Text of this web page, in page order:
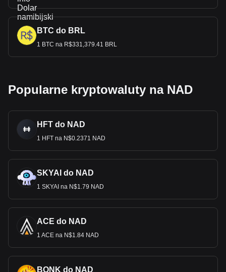
BTC do BRL
1 BTC na R$331,379.41 BRL
Popularne kryptowaluty na NAD
HFT do NAD
1 HFT na N$0.2371 NAD
SKYAI do NAD
1 SKYAI na N$1.79 NAD
ACE do NAD
1 ACE na N$1.84 NAD
BONK do NAD